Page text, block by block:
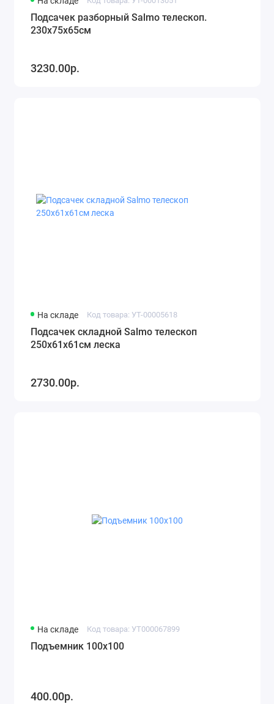
Подсачек разборный Salmo телескоп.
230х75х65см
3230.00р.
На складе Код товара: УТ-00005618
Подсачек складной Salmo телескоп
250х61х61см леска
2730.00р.
На складе Код товара: УТ000067899
Подъемник 100х100
400.00р.